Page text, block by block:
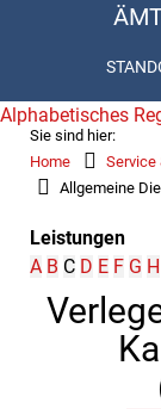
Sie sind hier:
Home
Service
Allgemeine
Leistungen
Alphabetisches
A B C D E F G H